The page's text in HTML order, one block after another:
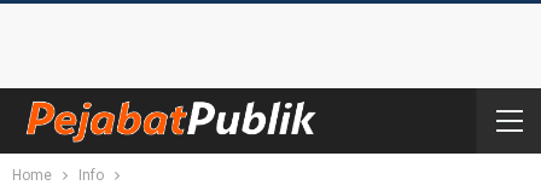
Home Info